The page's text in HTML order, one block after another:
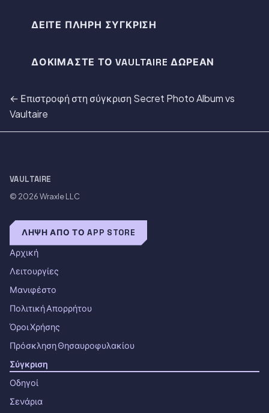
ΔΕΊΤΕ ΠΛΉΡΗ ΣΎΓΚΡΙΣΗ
ΔΟΚΙΜΆΣΤΕ ΤΟ VAULTAIRE ΔΩΡΕΆΝ
← Επιστροφή στη σύγκριση Secret Photo Album vs
Vaultaire
VAULTAIRE
© 2026Wraxle LLC
ΛΉΨΗ ΑΠΌ ΤΟ APP STORE
Αρχική
Λειτουργίες
Μανιφέστο
Πολιτική Απορρήτου
Όροι Χρήσης
Πρόσκληση Θησαυροφυλακίου
Σύγκριση
Οδηγοί
Σενάρια